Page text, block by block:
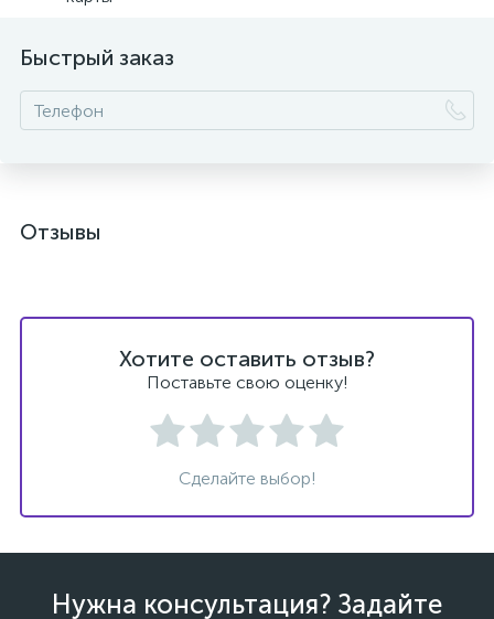
Быстрый заказ
Отзывы
Хотите оставить отзыв?
Поставьте свою оценку!
Сделайте выбор!
Нужна консультация? Задайте